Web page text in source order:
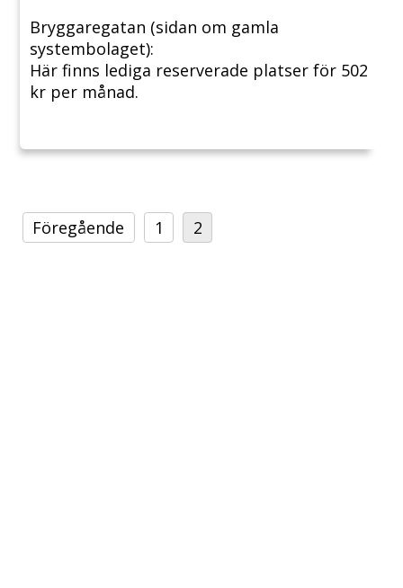
Bryggaregatan (sidan om gamla
systembolaget):
Här finns lediga reserverade platser för 502
kr per månad.
Föregående 1 2